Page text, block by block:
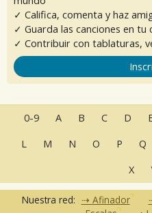
✓ Califica, comenta y haz
✓ Guarda las canciones en tu
✓ Contribuir con tablaturas,
0-9 A B C D
L
M N O P Q
X
Nuestra red: Afinador